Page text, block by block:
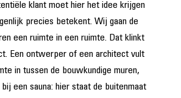
klant moet hier het idee krijgen
precies betekent. Wij gaan de
een ruimte in een ruimte. Dat klinkt
Een ontwerper of een architect vult
in tussen de bouwkundige muren,
een sauna: hier staat de buitenmaat